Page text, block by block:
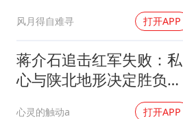
风月得自难寻 打开APP
蒋介石追击红军失败：私
心与陕北地形决定胜负命
心灵的触动a 打开APP